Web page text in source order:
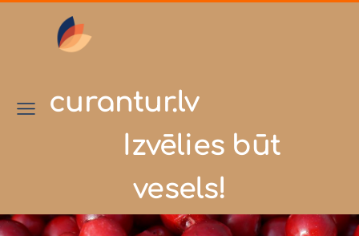
curantur.lv
Izvēlies būt
vesels!